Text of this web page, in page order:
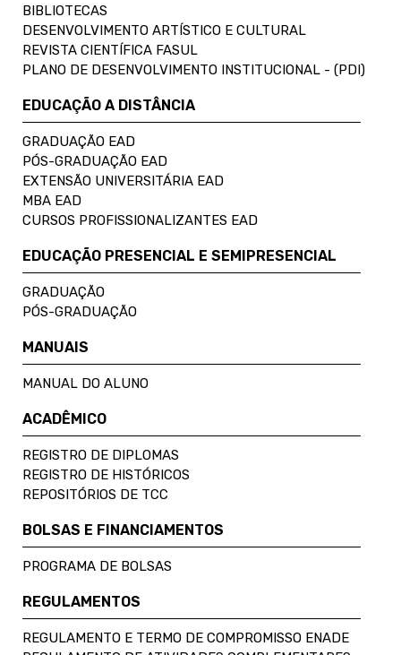
BIBLIOTECAS
DESENVOLVIMENTO ARTÍSTICO E CULTURAL
REVISTA CIENTÍFICA FASUL
PLANO DE DESENVOLVIMENTO INSTITUCIONAL - (PDI)
EDUCAÇÃO A DISTÂNCIA
GRADUAÇÃO EAD
PÓS-GRADUAÇÃO EAD
EXTENSÃO UNIVERSITÁRIA EAD
MBA EAD
CURSOS PROFISSIONALIZANTES EAD
EDUCAÇÃO PRESENCIAL E SEMIPRESENCIAL
GRADUAÇÃO
PÓS-GRADUAÇÃO
MANUAIS
MANUAL DO ALUNO
ACADÊMICO
REGISTRO DE DIPLOMAS
REGISTRO DE HISTÓRICOS
REPOSITÓRIOS DE TCC
BOLSAS E FINANCIAMENTOS
PROGRAMA DE BOLSAS
REGULAMENTOS
REGULAMENTO E TERMO DE COMPROMISSO ENADE